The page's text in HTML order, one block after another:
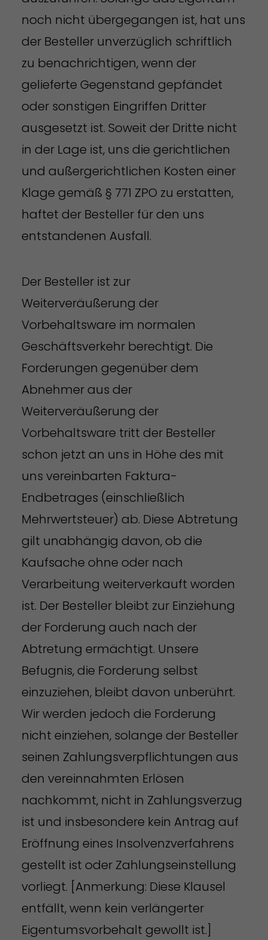
noch nicht übergegangen ist, hat uns
der Besteller unverzüglich schriftlich
zu benachrichtigen, wenn der
gelieferte Gegenstand gepfändet
oder sonstigen Eingriffen Dritter
ausgesetzt ist. Soweit der Dritte nicht
in der Lage ist, uns die gerichtlichen
und außergerichtlichen Kosten einer
Klage gemäß § 771 ZPO zu erstatten,
haftet der Besteller für den uns
entstandenen Ausfall.
Der Besteller ist zur
Weiterveräußerung der
Vorbehaltsware im normalen
Geschäftsverkehr berechtigt. Die
Forderungen gegenüber dem
Abnehmer aus der
Weiterveräußerung der
Vorbehaltsware tritt der Besteller
schon jetzt an uns in Höhe des mit
uns vereinbarten Faktura-
Endbetrages (einschließlich
Mehrwertsteuer) ab. Diese Abtretung
gilt unabhängig davon, ob die
Kaufsache ohne oder nach
Verarbeitung weiterverkauft worden
ist. Der Besteller bleibt zur Einziehung
der Forderung auch nach der
Abtretung ermächtigt. Unsere
Befugnis, die Forderung selbst
einzuziehen, bleibt davon unberührt.
Wir werden jedoch die Forderung
nicht einziehen, solange der Besteller
seinen Zahlungsverpflichtungen aus
den vereinnahmten Erlösen
nachkommt, nicht in Zahlungsverzug
ist und insbesondere kein Antrag auf
Eröffnung eines Insolvenzverfahrens
gestellt ist oder Zahlungseinstellung
vorliegt. [Anmerkung: Diese Klausel
entfällt, wenn kein verlängerter
Eigentumsvorbehalt gewollt ist.]